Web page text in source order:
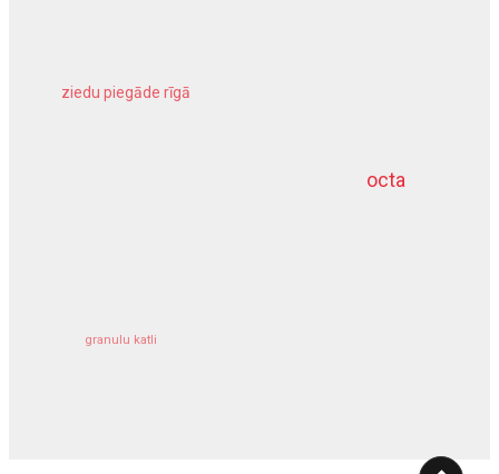
octa
ziedu piegāde rīgā
granulu katli
dziļurbums